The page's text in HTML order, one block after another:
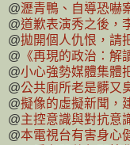
@瀝青鴨、自導恐嚇
@道歉表演秀之後，
@拋開個人仇恨，請
@ 《再現的政治：
@小心強勢媒體集體
@公共廁所老是髒又
@擬像的虛擬新聞，
@主控意識與對抗意
@本電視台有害身心